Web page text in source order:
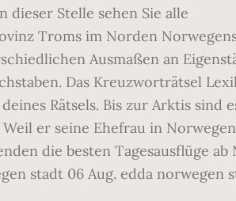
Stelle sehen Sie alle
Troms im Norden
Ausmaßen an
Das Kreuzworträtsel
Rätsels. Bis zur Arktis sind
er seine Ehefrau in Norwegen
die besten Tagesausflüge ab
stadt 06 Aug. edda norwegen